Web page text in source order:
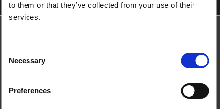
to them or that they’ve collected from your use of their
services.
Selection
Necessary
Preferences
من نحن
الأحكام والشروط
ملفات تعريف الارتباط على هذا الموقع